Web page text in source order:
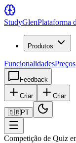
StudyGlenPlataforma
Produtos
FuncionalidadesPreços
Feedback
Criar Criar
🇧🇷PT
Competição de Quiz